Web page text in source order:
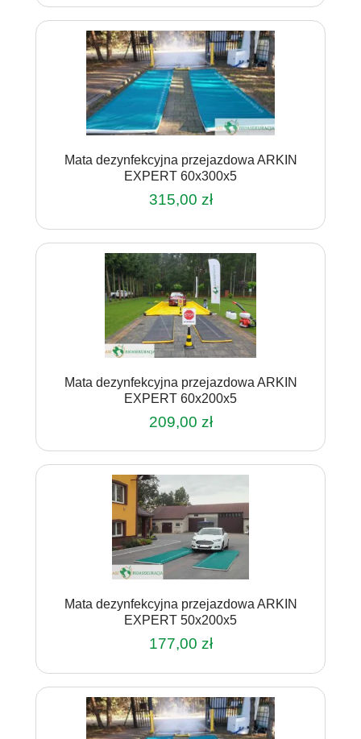
Mata dezynfekcyjna przejazdowa ARKIN
EXPERT 60x300x5
315,00 zł
Mata dezynfekcyjna przejazdowa ARKIN
EXPERT 60x200x5
209,00 zł
Mata dezynfekcyjna przejazdowa ARKIN
EXPERT 50x200x5
177,00 zł